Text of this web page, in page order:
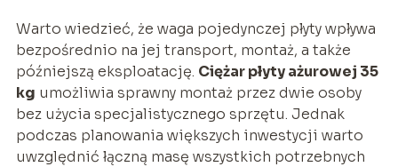
Warto wiedzieć, że waga pojedynczej płyty wpływa
bezpośrednio na jej transport, montaż, a także
późniejszą eksploatację. Ciężar płyty ażurowej 35
kg umożliwia sprawny montaż przez dwie osoby
bez użycia specjalistycznego sprzętu. Jednak
podczas planowania większych inwestycji warto
uwzględnić łączną masę wszystkich potrzebnych